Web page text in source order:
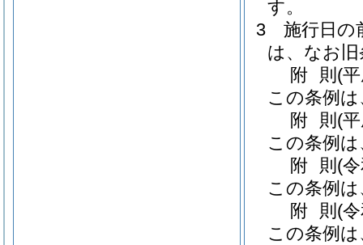
す。
3
施行日の
は、なお
附 則 (
この条例
附 則 (
この条例
附 則 (
この条例
附 則 (
この条例